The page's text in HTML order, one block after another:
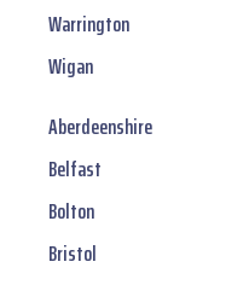
Warrington
Wigan
Aberdeenshire
Belfast
Bolton
Bristol